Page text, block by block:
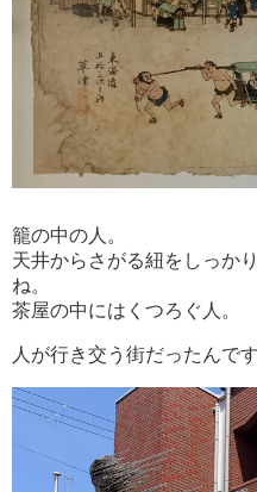
籠の中の人。
天井からさがる紐をしっか
ね。
茶屋の中にはくつろぐ人。
人が行き交う街だったんです